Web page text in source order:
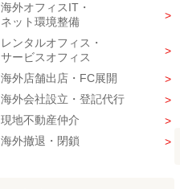
海外オフィスIT・
ネット環境整備
レンタルオフィス・
サービスオフィス
海外店舗出店・FC展開
海外会社設立・登記代行
現地不動産仲介
海外撤退・閉鎖